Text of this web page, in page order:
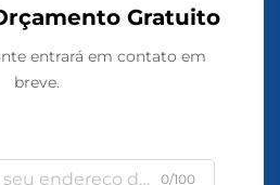
Gratuito
entrará em contato em
breve.
0/100